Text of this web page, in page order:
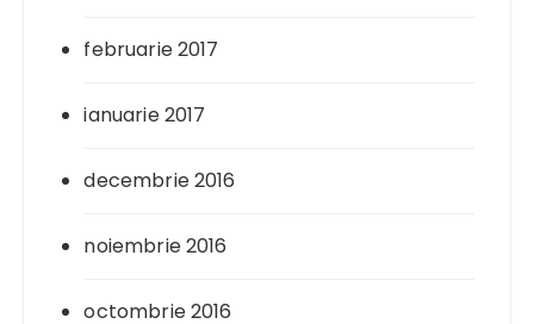
februarie 2017
ianuarie 2017
decembrie 2016
noiembrie 2016
octombrie 2016